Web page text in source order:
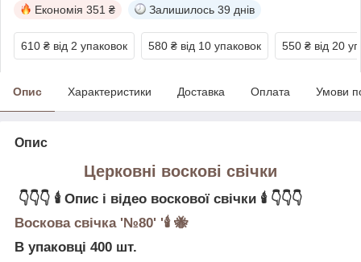
Економія 351 ₴ Залишилось 39 днів
610 ₴ від 2 упаковок 580 ₴ від 10 упаковок 550 ₴ від 20
Опис Характеристики Доставка Оплата Умови
Опис
Церковні воскові свічки
👇👇👇 🕯Опис і відео воскової свічки 🕯 👇👇👇
Воскова свічка '№80' '🕯 🐝
В упаковці 400 шт.